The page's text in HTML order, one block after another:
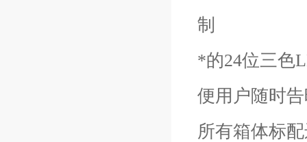
制
*的24位三色
便用户随时
所有箱体标